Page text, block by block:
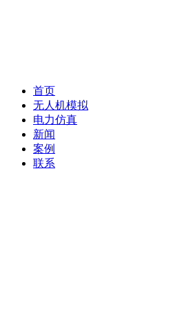
首页
无人机模拟
电力仿真
新闻
案例
联系